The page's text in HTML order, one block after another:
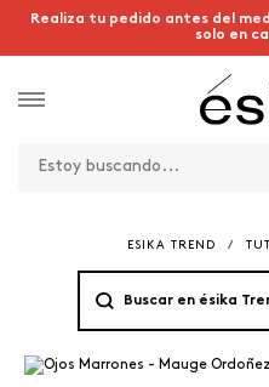
Realiza tu pedido antes del
solo en
ESIKA TREND /